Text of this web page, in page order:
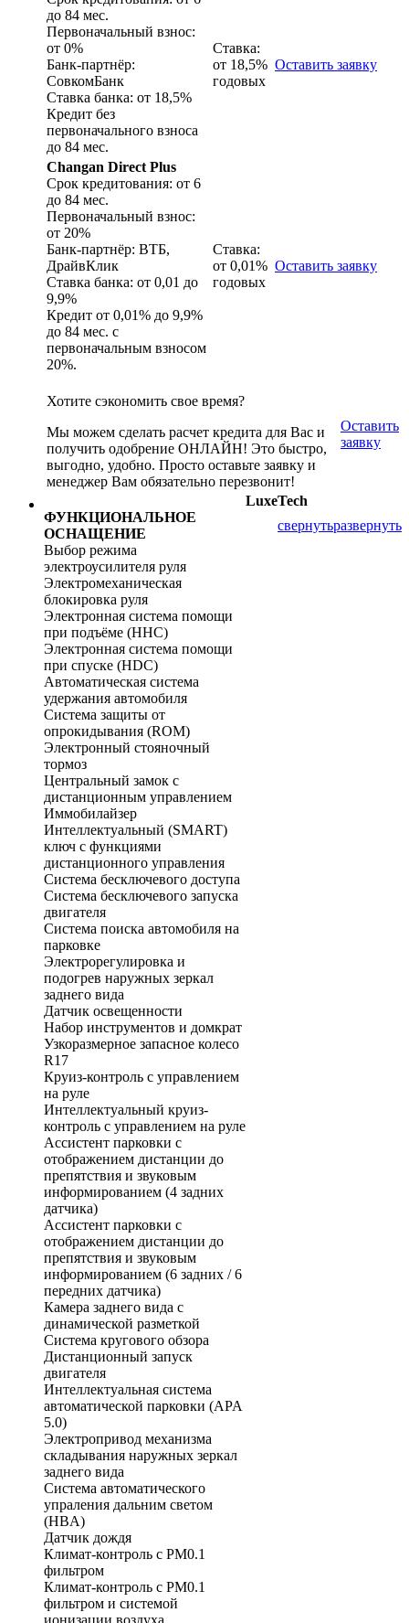
до 84 мес.
Первоначальный взнос:
от 0%
Банк-партнёр:
СовкомБанк
Ставка банка: от 18,5%
Кредит без
первоначального взноса
до 84 мес.
Ставка:
от 18,5%
годовых
Оставить заявку
Changan Direct Plus
Срок кредитования: от 6
до 84 мес.
Первоначальный взнос:
от 20%
Банк-партнёр: ВТБ,
ДрайвКлик
Ставка банка: от 0,01 до
9,9%
Кредит от 0,01% до 9,9%
до 84 мес. с
первоначальным взносом
20%.
Ставка:
от 0,01%
годовых
Оставить заявку
Хотите сэкономить свое время?
Мы можем сделать расчет кредита для Вас и
получить одобрение ОНЛАЙН! Это быстро,
выгодно, удобно. Просто оставьте заявку и
менеджер Вам обязательно перезвонит!
Оставить
заявку
LuxeTech
ФУНКЦИОНАЛЬНОЕ
ОСНАЩЕНИЕ
свернутьразвернуть
Выбор режима
электроусилителя руля
Электромеханическая
блокировка руля
Электронная система помощи
при подъёме (HHC)
Электронная система помощи
при спуске (HDC)
Автоматическая система
удержания автомобиля
Система защиты от
опрокидывания (ROM)
Электронный стояночный
тормоз
Центральный замок с
дистанционным управлением
Иммобилайзер
Интеллектуальный (SMART)
ключ с функциями
дистанционного управления
Система бесключевого доступа
Система бесключевого запуска
двигателя
Система поиска автомобиля на
парковке
Электрорегулировка и
подогрев наружных зеркал
заднего вида
Датчик освещенности
Набор инструментов и домкрат
Узкоразмерное запасное колесо
R17
Круиз-контроль с управлением
на руле
Интеллектуальный круиз-
контроль с управлением на руле
Ассистент парковки с
отображением дистанции до
препятствия и звуковым
информированием (4 задних
датчика)
Ассистент парковки с
отображением дистанции до
препятствия и звуковым
информированием (6 задних / 6
передних датчика)
Камера заднего вида с
динамической разметкой
Система кругового обзора
Дистанционный запуск
двигателя
Интеллектуальная система
автоматической парковки (APA
5.0)
Электропривод механизма
складывания наружных зеркал
заднего вида
Система автоматического
упраления дальним светом
(HBA)
Датчик дождя
Климат-контроль с PM0.1
фильтром
Климат-контроль с PM0.1
фильтром и системой
ионизации воздуха